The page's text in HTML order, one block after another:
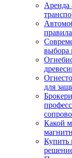
Аренда
выбора
для
Какой
Купить